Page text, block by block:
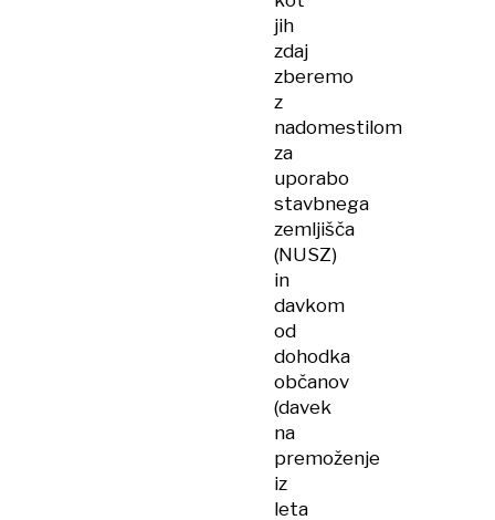
jih
zdaj
zberemo
z
nadomestilom
za
uporabo
stavbnega
zemljišča
(NUSZ)
in
davkom
od
dohodka
občanov
(davek
na
premoženje
iz
leta